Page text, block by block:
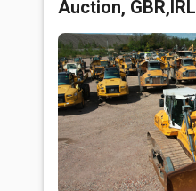
Auction, GBR,IRL